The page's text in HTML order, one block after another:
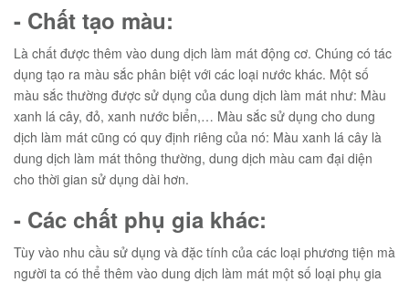
- Chất tạo màu:
Là chất được thêm vào dung dịch làm mát động cơ. Chúng có tác
dụng tạo ra màu sắc phân biệt với các loại nước khác. Một số
màu sắc thường được sử dụng của dung dịch làm mát như: Màu
xanh lá cây, đỏ, xanh nước biển,… Màu sắc sử dụng cho dung
dịch làm mát cũng có quy định riêng của nó: Màu xanh lá cây là
dung dịch làm mát thông thường, dung dịch màu cam đại diện
cho thời gian sử dụng dài hơn.
- Các chất phụ gia khác:
Tùy vào nhu cầu sử dụng và đặc tính của các loại phương tiện mà
người ta có thể thêm vào dung dịch làm mát một số loại phụ gia